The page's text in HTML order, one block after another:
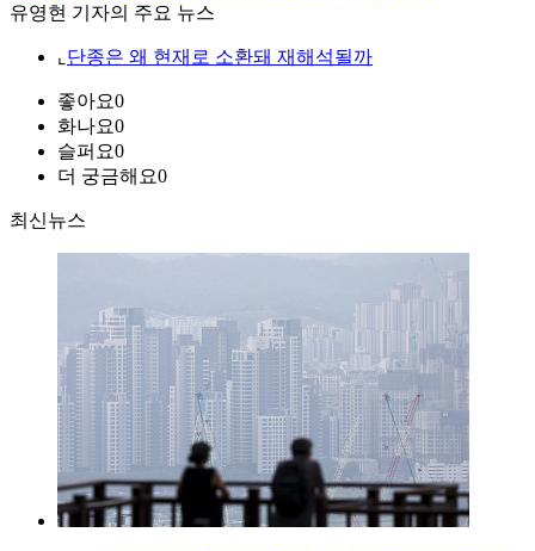
유영현 기자의 주요 뉴스
⌞ 단종은 왜 현재로 소환돼 재해석될까
좋아요0
화나요0
슬퍼요0
더 궁금해요0
최신뉴스